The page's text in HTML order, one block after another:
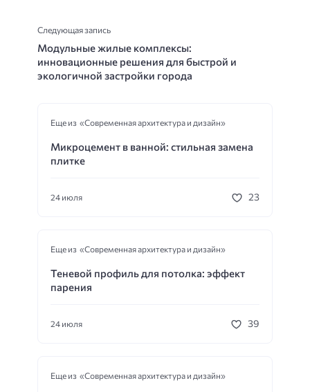
Следующая запись
Модульные жилые комплексы:
инновационные решения для быстрой и
экологичной застройки города
Еще из «Современная архитектура и дизайн»
Микроцемент в ванной: стильная замена
плитке
24 июля 23
Еще из «Современная архитектура и дизайн»
Теневой профиль для потолка: эффект
парения
24 июля 39
Еще из «Современная архитектура и дизайн»